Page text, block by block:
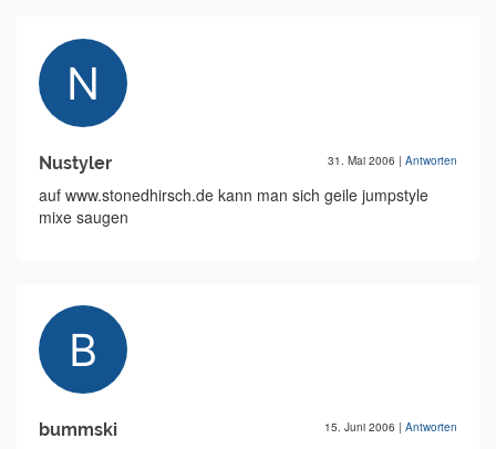
Nustyler 31. Mai 2006 | Antworten
auf www.stonedhirsch.de kann man sich geile jumpstyle
mixe saugen
bummski 15. Juni 2006 | Antworten